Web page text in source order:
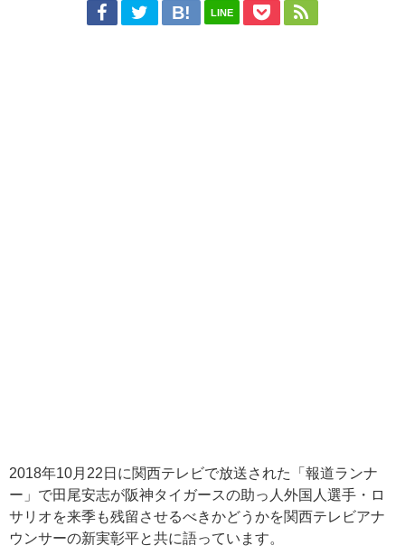
LINE
2018年10月22日に関西テレビで放送された「報道ランナ
ー」で田尾安志が阪神タイガースの助っ人外国人選手・ロ
サリオを来季も残留させるべきかどうかを関西テレビアナ
ウンサーの新実彰平と共に語っています。